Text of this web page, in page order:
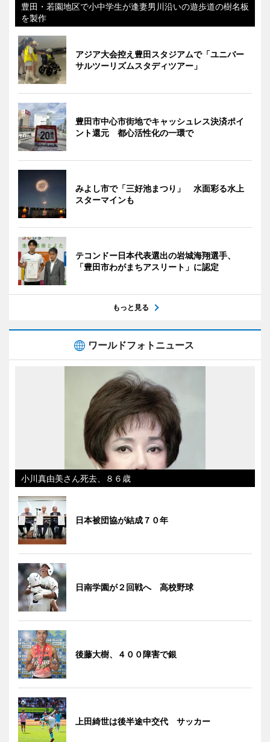
豊田・若園地区で小中学生が逢妻男川沿いの遊歩道の樹名板
を製作
アジア大会控え豊田スタジアムで「ユニバー
サルツーリズムスタディツアー」
豊田市中心市街地でキャッシュレス決済ポイ
ント還元 都心活性化の一環で
みよし市で「三好池まつり」 水面彩る水上
スターマインも
テコンドー日本代表選出の岩城海翔選手、
「豊田市わがまちアスリート」に認定
もっと見る
ワールドフォトニュース
小川真由美さん死去、８６歳
日本被団協が結成７０年
日南学園が２回戦へ 高校野球
後藤大樹、４００障害で銀
上田綺世は後半途中交代 サッカー